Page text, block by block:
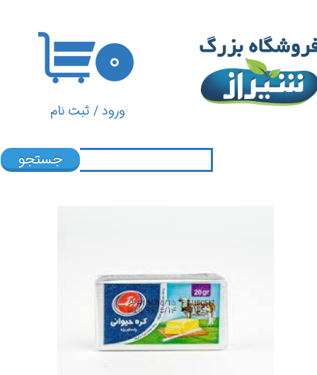
ورود/ ثبت نام
تغییر گذر واژه
سفارشات
۰
جستجو